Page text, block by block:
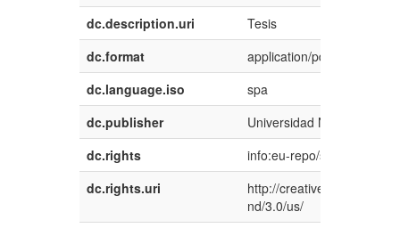
dc.description.uri
Tesis
dc.format
application/pdf
dc.language.iso
spa
dc.publisher
Universidad Nacional del
dc.rights
info:eu-repo/semantics/
dc.rights.uri
http://
nd/3.0/us/